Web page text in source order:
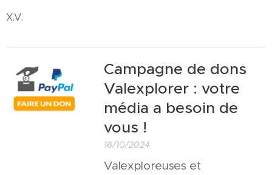
X.V.
Campagne de dons
Valexplorer : votre
média a besoin de
vous !
16/10/2024
Valexploreuses et